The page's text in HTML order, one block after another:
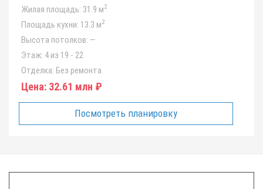
Жилая площадь: 31.9 м2
Площадь кухни: 13.3 м2
Высота потолков: —
Этаж: 4 из 19 - 22
Отделка: Без ремонта
Цена: 32.61 млн ₽
Посмотреть планировку